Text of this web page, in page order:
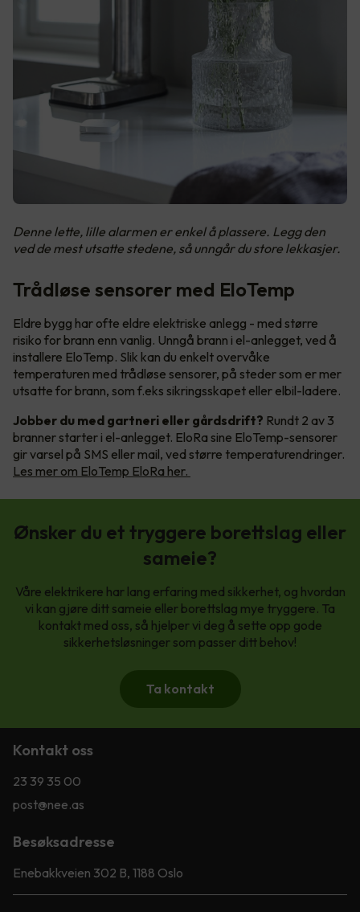
Denne lette, lille alarmen er enkel å plassere. Legg den
ved de mest utsatte stedene, så unngår du store lekkasjer.
Trådløse sensorer med EloTemp
Eldre bygg har ofte eldre elektriske anlegg - med større
risiko for brann enn vanlig. Unngå brann i el-anlegget, ved å
installere EloTemp. Slik kan du enkelt overvåke
temperaturen med trådløse sensorer, på steder som er mer
utsatte for brann, som f.eks sikringsskapet eller elbil-ladere.
Jobber du med gartneri eller gårdsdrift? Rundt 2 av 3
branner starter i el-anlegget. EloRa sine EloTemp-sensorer
gir varsel på SMS eller mail, ved større temperaturendringer.
Les mer om EloTemp EloRa her.
Ønsker du et tryggere borettslag eller
sameie?
Våre elektrikere har lang erfaring med sikkerhet, og hvordan
vi kan gjøre ditt sameie eller borettslag mye tryggere. Ta
kontakt med oss, så hjelper vi deg å sette opp gode
sikkerhetsløsninger som passer ditt behov!
Ta kontakt
Kontakt oss
23 39 35 00
post@nee.as
Besøksadresse
Enebakkveien 302 B, 1188 Oslo